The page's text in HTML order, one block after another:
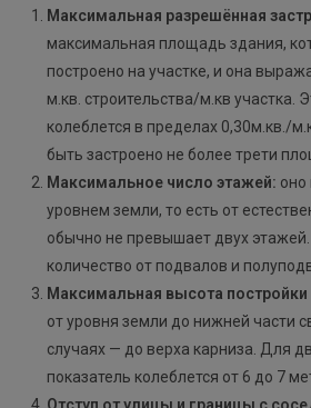
Максимальная разрешённая
максимальная площадь здания,
построено на участке, и она
м.кв. строительства/м.кв участка.
колеблется в пределах 0,30м.кв./
быть застроено не более трети
Максимальное число этажей: оно
уровнем земли, то есть от
обычно не превышает двух
количество от подвалов и
Максимальная высота постройки
от уровня земли до нижней части
случаях — до верха карниза. Для
показатель колеблется от 6 до 7